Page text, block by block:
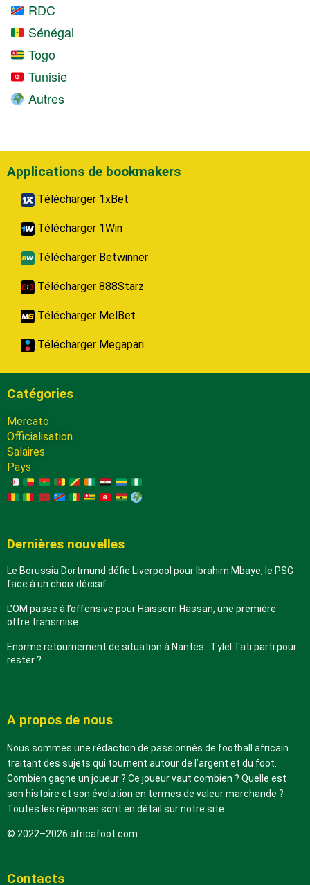
RDC
Sénégal
Togo
Tunisie
Autres
Applications de bookmakers
Télécharger 1xBet
Télécharger 1Win
Télécharger Betwinner
Télécharger 888Starz
Télécharger MelBet
Télécharger Megapari
Catégories
Mercato
Officialisation
Salaires
Pays :
Dernières nouvelles
Le Borussia Dortmund défie Liverpool pour Ibrahim Mbaye, le PSG
face à un choix décisif
L’OM passe à l’offensive pour Haissem Hassan, une première
offre transmise
Enorme retournement de situation à Nantes : Tylel Tati parti pour
rester ?
A propos de nous
Nous sommes une rédaction de passionnés de football africain
traitant des sujets qui tournent autour de l’argent et du foot.
Combien gagne un joueur ? Ce joueur vaut combien ? Quelle est
son histoire et son évolution en termes de valeur marchande ?
Toutes les réponses sont en détail sur notre site.
© 2022–2026 africafoot.com
Contacts